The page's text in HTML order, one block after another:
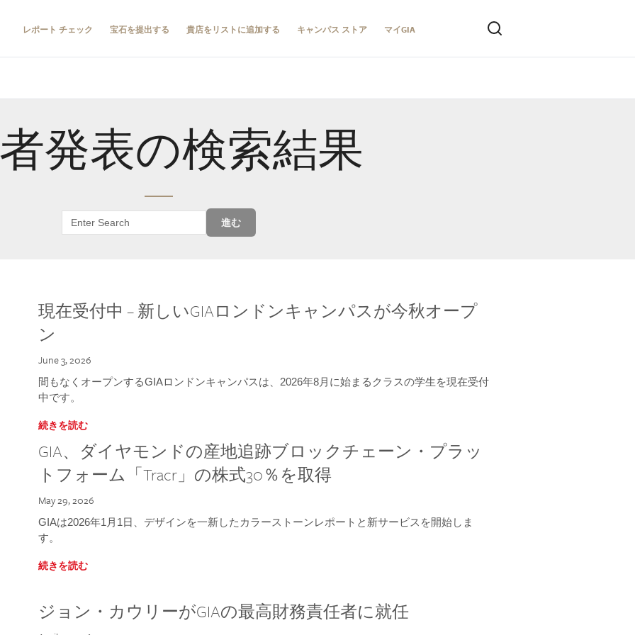
レポート チェック 宝石を提出する 貴店をリストに追加する キャンパス ストア マイGIA
発表の検索結果
進む
現在受付中 – 新しいGIAロンドンキャンパスが今秋オープ
ン
June 3, 2026
間もなくオープンするGIAロンドンキャンパスは、2026年8月に始まるクラスの学生を現在受付
中です。
続きを読む
GIA、ダイヤモンドの産地追跡ブロックチェーン・プラッ
トフォーム「Tracr」の株式30％を取得
May 29, 2026
GIAは2026年1月1日、デザインを一新したカラーストーンレポートと新サービスを開始しま
す。
続きを読む
ジョン・カウリーがGIAの最高財務責任者に就任